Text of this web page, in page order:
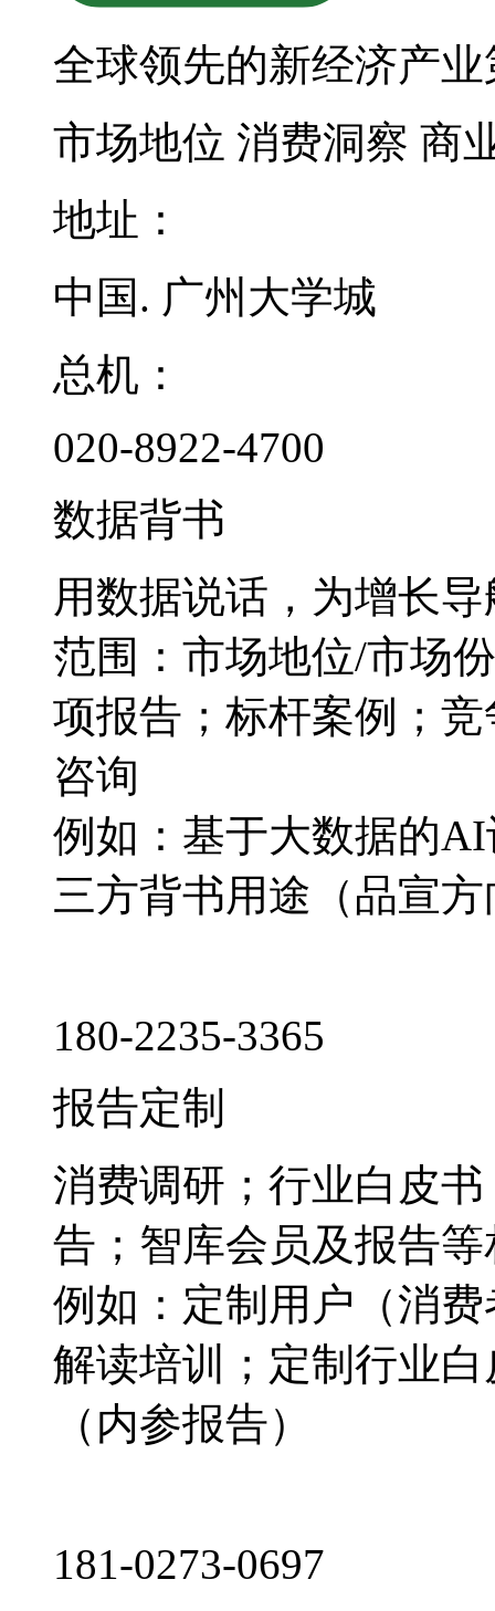
全球领先的新经济产
市场地位 消费洞察 商
地址：
中国. 广州大学城
总机：
020-8922-4700
数据背书
用数据说话，为增长导
范围：市场地位/市场
项报告；标杆案例；
咨询
例如：基于大数据的
三方背书用途（品宣
180-2235-3365
报告定制
消费调研；行业白皮
告；智库会员及报告
例如：定制用户（消
解读培训；定制行业
（内参报告）
181-0273-0697